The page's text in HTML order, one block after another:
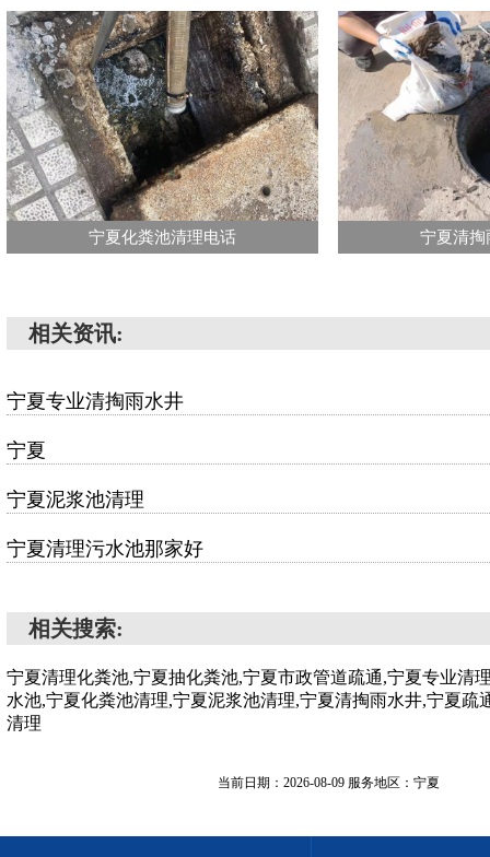
宁夏化粪池清理电话 宁夏清掏
相关资讯:
宁夏专业清掏雨水井
宁夏
宁夏泥浆池清理
宁夏清理污水池那家好
相关搜索:
宁夏清理化粪池,宁夏抽化粪池,宁夏市政管道疏通,宁夏专业清
水池,宁夏化粪池清理,宁夏泥浆池清理,宁夏清掏雨水井,宁夏疏
清理
当前日期：2026-08-09 服务地区：宁夏